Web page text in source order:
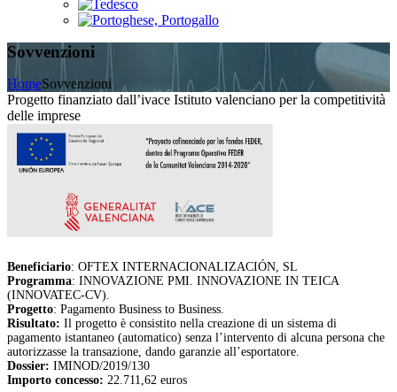
Sovvenzioni
HomeSovvenzioni
Progetto finanziato dall’ivace Istituto valenciano per la competitività
delle imprese
Beneficiario: OFTEX INTERNACIONALIZACIÓN, SL
Programma: INNOVAZIONE PMI. INNOVAZIONE IN TEICA
(INNOVATEC-CV).
Progetto: Pagamento Business to Business.
Risultato: Il progetto è consistito nella creazione di un sistema di
pagamento istantaneo (automatico) senza l’intervento di alcuna persona che
autorizzasse la transazione, dando garanzie all’esportatore.
Dossier: IMINOD/2019/130
Importo concesso: 22.711,62 euros